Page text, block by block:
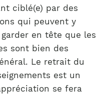
ciblé(e) par des
qui peuvent y
en tête que les
sont bien des
Le retrait du
est un
se fera